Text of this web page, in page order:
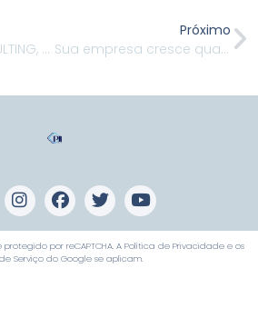
CH BUSINESS CONSULTING, ELEITA A MELHOR EMPRESA PARA TRABALHAR
Próximo
Sua empresa cresce quando…
por reCAPTCHA. A Política de Privacidade e os
Serviço do Google se aplicam.